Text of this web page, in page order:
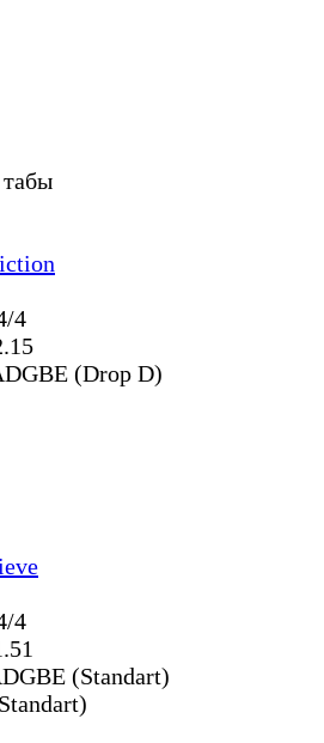
4
(Drop D)
4
(Standart)